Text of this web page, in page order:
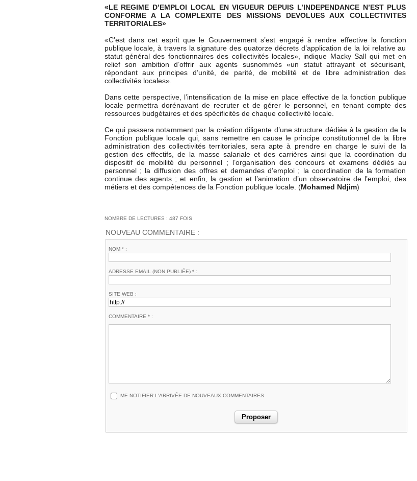
«LE REGIME D’EMPLOI LOCAL EN VIGUEUR DEPUIS L’INDEPENDANCE N’EST PLUS
CONFORME A LA COMPLEXITE DES MISSIONS DEVOLUES AUX COLLECTIVITES
TERRITORIALES»
«C’est dans cet esprit que le Gouvernement s’est engagé à rendre effective la fonction
publique locale, à travers la signature des quatorze décrets d’application de la loi relative au
statut général des fonctionnaires des collectivités locales», indique Macky Sall qui met en
relief son ambition d’offrir aux agents susnommés «un statut attrayant et sécurisant,
répondant aux principes d’unité, de parité, de mobilité et de libre administration des
collectivités locales».
Dans cette perspective, l’intensification de la mise en place effective de la fonction publique
locale permettra dorénavant de recruter et de gérer le personnel, en tenant compte des
ressources budgétaires et des spécificités de chaque collectivité locale.
Ce qui passera notamment par la création diligente d’une structure dédiée à la gestion de la
Fonction publique locale qui, sans remettre en cause le principe constitutionnel de la libre
administration des collectivités territoriales, sera apte à prendre en charge le suivi de la
gestion des effectifs, de la masse salariale et des carrières ainsi que la coordination du
dispositif de mobilité du personnel ; l’organisation des concours et examens dédiés au
personnel ; la diffusion des offres et demandes d’emploi ; la coordination de la formation
continue des agents ; et enfin, la gestion et l’animation d’un observatoire de l’emploi, des
métiers et des compétences de la Fonction publique locale. (Mohamed Ndjim)
NOMBRE DE LECTURES : 487 FOIS
NOUVEAU COMMENTAIRE :
NOM * :
ADRESSE EMAIL (NON PUBLIÉE) * :
SITE WEB :
COMMENTAIRE * :
ME NOTIFIER L'ARRIVÉE DE NOUVEAUX COMMENTAIRES